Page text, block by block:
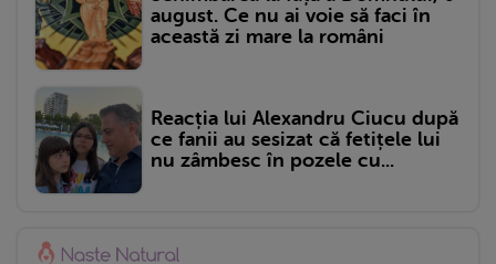
august. Ce nu ai voie să faci în
această zi mare la români
Reacția lui Alexandru Ciucu după
ce fanii au sesizat că fetițele lui
nu zâmbesc în pozele cu...